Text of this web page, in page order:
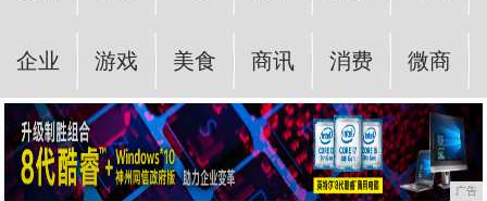
企业 游戏 美食 商讯 消费 微商
广告